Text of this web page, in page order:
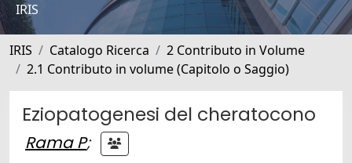
IRIS
IRIS Catalogo Ricerca
2 Contributo in Volume
2.1 Contributo in volume (Capitolo o Saggio)
Eziopatogenesi del cheratocono
Rama P;